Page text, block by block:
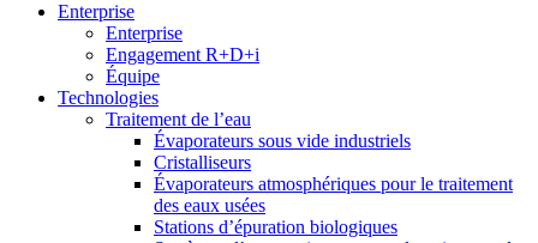
Enterprise
Enterprise
Engagement R+D+i
Équipe
Technologies
Traitement de l’eau
Évaporateurs sous vide industriels
Cristalliseurs
Évaporateurs atmosphériques pour le traitement
des eaux usées
Stations d’épuration biologiques